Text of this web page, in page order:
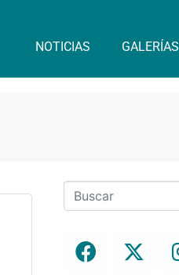
NOTICIAS GALERÍAS